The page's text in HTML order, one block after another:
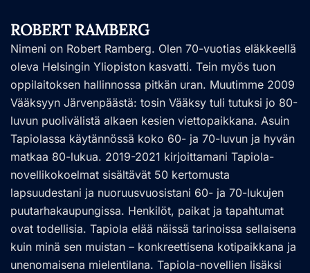
ROBERT RAMBERG
Nimeni on Robert Ramberg. Olen 70-vuotias eläkkeellä
oleva Helsingin Yliopiston kasvatti. Tein myös tuon
oppilaitoksen hallinnossa pitkän uran. Muutimme 2009
Vääksyyn Järvenpäästä: tosin Vääksy tuli tutuksi jo 80-
luvun puolivälistä alkaen kesien viettopaikkana. Asuin
Tapiolassa käytännössä koko 60- ja 70-luvun ja hyvän
matkaa 80-lukua. 2019-2021 kirjoittamani Tapiola-
novellikokoelmat sisältävät 50 kertomusta
lapsuudestani ja nuoruusvuosistani 60- ja 70-lukujen
puutarhakaupungissa. Henkilöt, paikat ja tapahtumat
ovat todellisia. Tapiola elää näissä tarinoissa sellaisena
kuin minä sen muistan – konkreettisena kotipaikkana ja
unenomaisena mielentilana. Tapiola-novellien lisäksi